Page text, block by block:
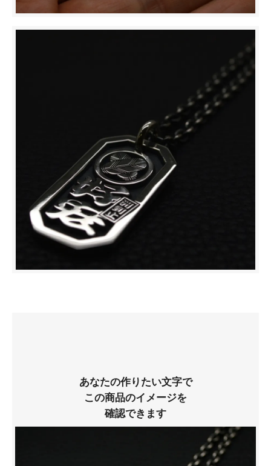
あなたの作りたい文字で
この商品のイメージを
確認できます